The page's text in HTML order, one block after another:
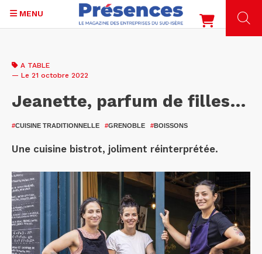
contenu
MENU
A TABLE
— Le 21 octobre 2022
Jeanette, parfum de filles…
#CUISINE TRADITIONNELLE #GRENOBLE #BOISSONS
Une cuisine bistrot, joliment réinterprétée.